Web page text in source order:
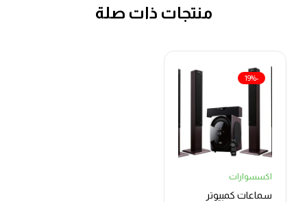
منتجات ذات صلة
-19%
اكسسوارات
سماعات كمبيوتر